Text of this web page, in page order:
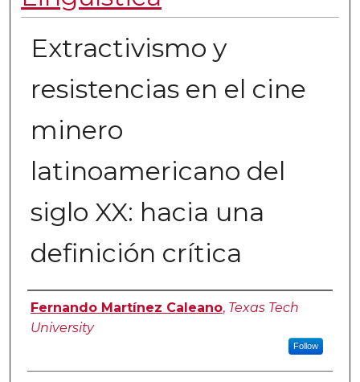
Extractivismo y
resistencias en el cine
minero
latinoamericano del
siglo XX: hacia una
definición crítica
Authors
Fernando Martínez Caleano, Texas Tech
University
Follow